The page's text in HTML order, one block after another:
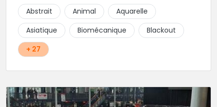
qui a travaillé dans plusieurs boutiques de la ville
avant de rejoindre notre équipe. La boutique
accueille plusieurs artistes tatoueurs en tant que
guests tout au long de l'année afin de proposer
d'autres styles.
Abstrait Animal
Aquarelle
Asiatique
Biomécanique
Blackout
+ 27